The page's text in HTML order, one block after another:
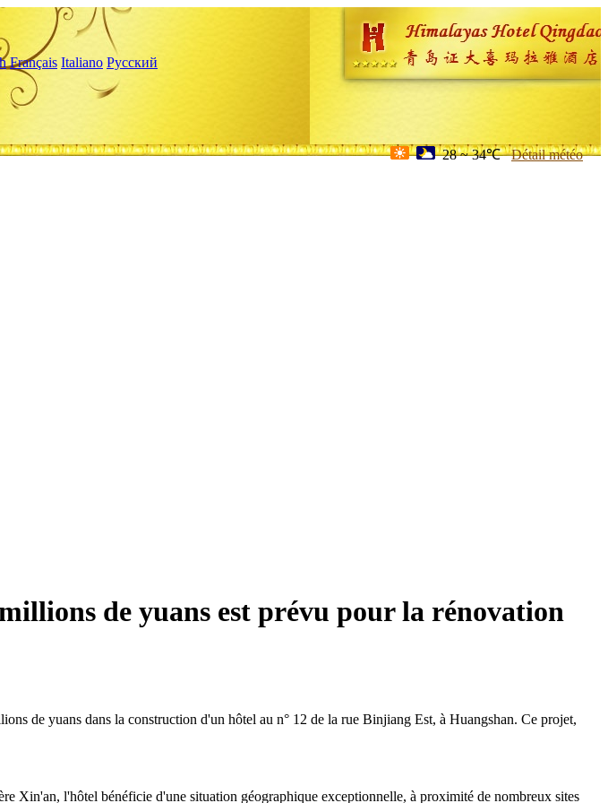
Français Italiano Русский
28 ~ 34℃ Détail météo
de yuans est prévu pour la rénovation
de yuans dans la construction d'un hôtel au n° 12 de la rue Binjiang Est, à Huangshan. Ce projet,
Xin'an, l'hôtel bénéficie d'une situation géographique exceptionnelle, à proximité de nombreux sites